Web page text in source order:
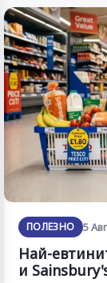
ПОЛЕЗНО 5
Най-
и